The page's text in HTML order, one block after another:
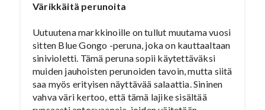
Värikkäitä perunoita
Uutuutena markkinoille on tullut muutama vuosi
sitten Blue Gongo -peruna, joka on kauttaaltaan
sinivioletti. Tämä peruna sopii käytettäväksi
muiden jauhoisten perunoiden tavoin, mutta siitä
saa myös erityisen näyttävää salaattia. Sininen
vahva väri kertoo, että tämä lajike sisältää